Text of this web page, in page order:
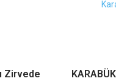
Zirvede